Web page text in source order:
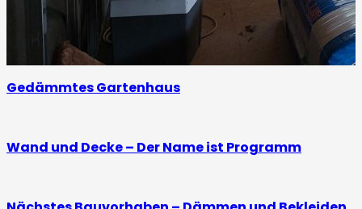
Gedämmtes Gartenhaus
Wand und Decke – Der Name ist Programm